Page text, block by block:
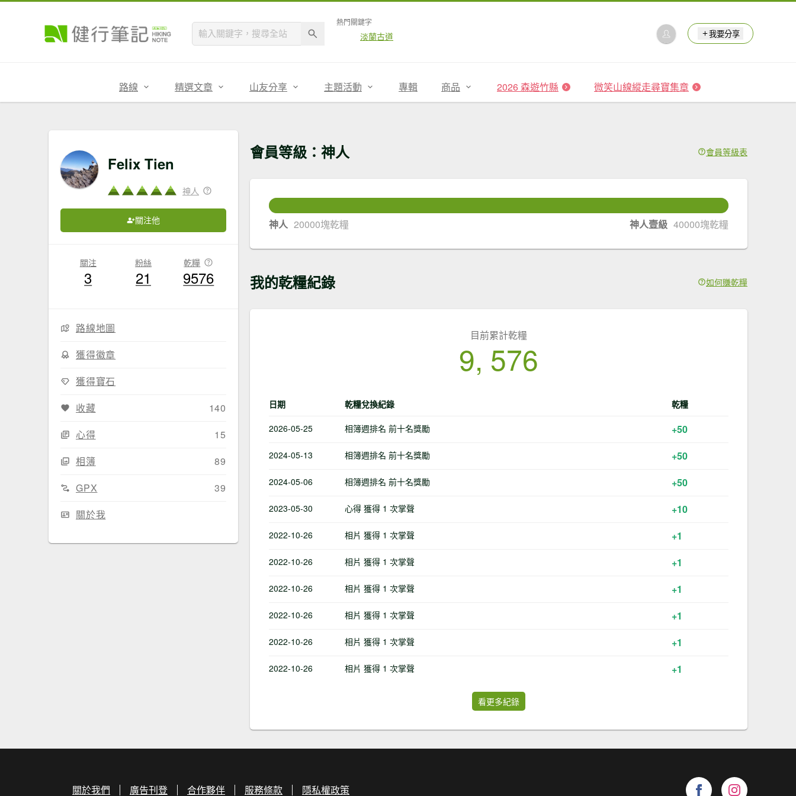
熱門關鍵字
淡蘭古道 我要分享
路線 精選文章 山友分享 主題活動 專輯 商品 2026 森遊竹縣 微笑山線縱走尋寶集章
Felix Tien
神人
關注他
關注
3
粉絲
21
乾糧
9576
路線地圖
獲得徽章
獲得寶石
收藏
140
心得
15
相簿
89
GPX
39
關於我
會員等級：神人 會員等級表
神人 20000塊乾糧 神人壹級 40000塊乾糧
我的乾糧紀錄 如何賺乾糧
目前累計乾糧
9, 576
日期 乾糧兌換紀錄 乾糧
2026-05-25 相簿週排名 前十名獎勵 +50
2024-05-13 相簿週排名 前十名獎勵 +50
2024-05-06 相簿週排名 前十名獎勵 +50
2023-05-30 心得 獲得 1 次掌聲 +10
2022-10-26 相片 獲得 1 次掌聲 +1
2022-10-26 相片 獲得 1 次掌聲 +1
2022-10-26 相片 獲得 1 次掌聲 +1
2022-10-26 相片 獲得 1 次掌聲 +1
2022-10-26 相片 獲得 1 次掌聲 +1
2022-10-26 相片 獲得 1 次掌聲 +1
看更多紀錄
關於我們 廣告刊登 合作夥伴 服務條款 隱私權政策